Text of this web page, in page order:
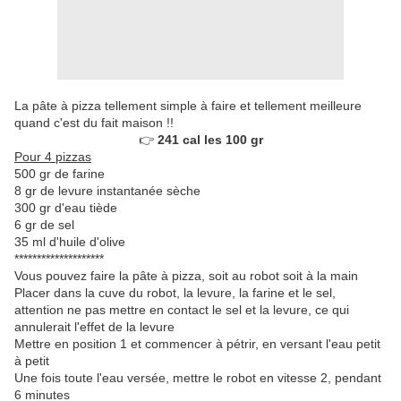
La pâte à pizza tellement simple à faire et tellement meilleure
quand c'est du fait maison !!
👉 241 cal les 100 gr
Pour 4 pizzas
500 gr de farine
8 gr de levure instantanée sèche
300 gr d'eau tiède
6 gr de sel
35 ml d'huile d'olive
********************
Vous pouvez faire la pâte à pizza, soit au robot soit à la main
Placer dans la cuve du robot, la levure, la farine et le sel,
attention ne pas mettre en contact le sel et la levure, ce qui
annulerait l'effet de la levure
Mettre en position 1 et commencer à pétrir, en versant l'eau petit
à petit
Une fois toute l'eau versée, mettre le robot en vitesse 2, pendant
6 minutes